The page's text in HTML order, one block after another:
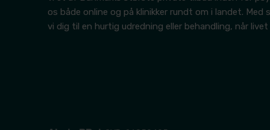
os både online og på klinikker rundt om i landet.
vi dig til en hurtig udredning eller behandling, når